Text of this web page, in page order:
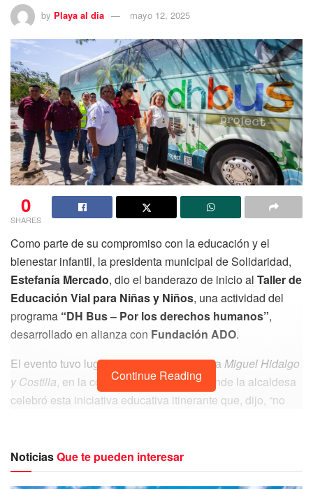
by Playa al dia mayo 12, 2025
0
SHARES
Como parte de su compromiso con la educación y el
bienestar infantil, la presidenta municipal de Solidaridad,
Estefanía Mercado, dio el banderazo de inicio al Taller de
Educación Vial para Niñas y Niños, una actividad del
programa “DH Bus – Por los derechos humanos”,
desarrollado en alianza con Fundación ADO.
El evento tuvo lugar en la escuela primariaMiguel Hidalgo
y Costilla, en la colonia Las Palmas 1, donde la alcaldesa
celebró esta iniciativa educativa itinerante que, dijo, “no
“Este espacio representa una oportunidad
Continue Reading
NoticiasQue te pueden interesar